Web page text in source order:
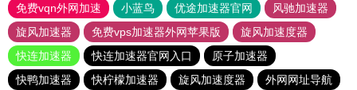
免费vqn外网加速
小蓝鸟 优途加速器官网
风驰加速器
旋风加速器
免费vps加速器外网苹果版
旋风加速度器
快连加速器
快连加速器官网入口
原子加速器
快鸭加速器
快柠檬加速器 旋风加速度器 外网网址导航